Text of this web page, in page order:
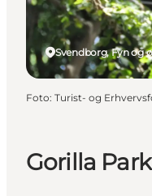
Gorilla
Svendborg, Fyn og
Foto: Turist- og